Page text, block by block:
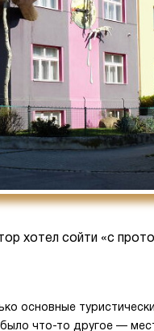
хотел сойти «с
основные
что-то другое —